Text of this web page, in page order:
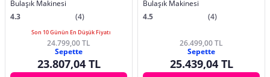
Bulaşık Makinesi
4.3
(4)
Son 10 Günün En Düşük Fiyatı
24.799,00 TL
Sepette
23.807,04 TL
Bulaşık Makinesi
4.5
(4)
26.499,00 TL
Sepette
25.439,04 TL